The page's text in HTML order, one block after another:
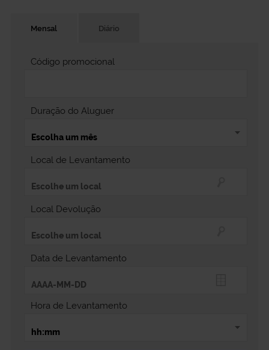
Mensal Diário
Local de Levantamento
Local Devolução
Data de Levantamento
Hora de Levantamento
Duração do Aluguer
Código promocional